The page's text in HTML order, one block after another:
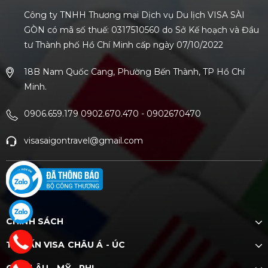
Công ty TNHH Thương mại Dịch vụ Du lịch VISA SÀI
GÒN có mã số thuế: 0317510560 do Sở Kế hoạch và Đầu
tư Thành phố Hồ Chí Minh cấp ngày 07/10/2022
18B Nam Quốc Cang, Phường Bến Thành, TP Hồ Chí
Minh.
0906.659.179 0902.670.470 - 0902670470
visasaigontravel@gmail.com
CHÍNH SÁCH
TƯ VẤN VISA CHÂU Á - ÚC